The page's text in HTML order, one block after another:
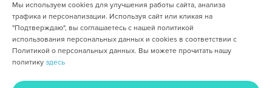
Все персональные данные сотрудников размещены с их
согласия
Областное государственное автономное учреждение
здравоохранения "Иркутский областной клинический
Мы используем cookies для улучшения работы сайта, анализа
трафика и персонализации. Используя сайт или кликая на
"Подтверждаю", вы соглашаетесь с нашей политикой
использования персональных данных и cookies в соответствии с
Политикой о персональных данных. Вы можете прочитать нашу
политику здесь